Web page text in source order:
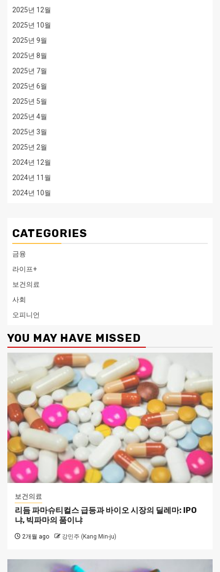
2025년 12월
2025년 10월
2025년 9월
2025년 8월
2025년 7월
2025년 6월
2025년 5월
2025년 4월
2025년 3월
2025년 2월
2024년 12월
2024년 11월
2024년 10월
CATEGORIES
금융
라이프+
보건의료
사회
오피니언
YOU MAY HAVE MISSED
보건의료
리듬 파마슈티컬스 급등과 바이오 시장의 딜레마: IPO
냐, 빅파마의 품이냐
2개월 ago 강민주 (Kang Min-ju)